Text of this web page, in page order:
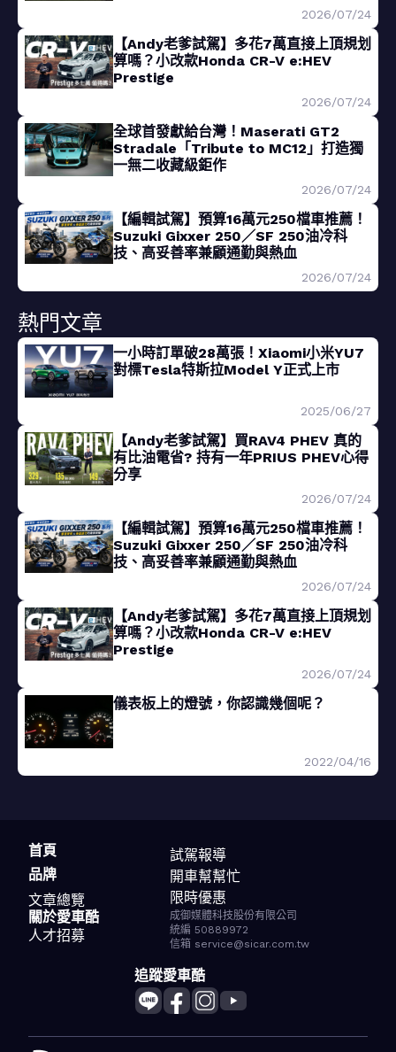
2026/07/24
【Andy老爹試駕】多花7萬直接上頂規划
算嗎？小改款Honda CR-V e:HEV
Prestige
2026/07/24
全球首發獻給台灣！Maserati GT2
Stradale「Tribute to MC12」打造獨
一無二收藏級鉅作
2026/07/24
【編輯試駕】預算16萬元250檔車推薦！
Suzuki Gixxer 250／SF 250油冷科
技、高妥善率兼顧通勤與熱血
2026/07/24
熱門文章
一小時訂單破28萬張！Xiaomi小米YU7
對標Tesla特斯拉Model Y正式上市
2025/06/27
【Andy老爹試駕】買RAV4 PHEV 真的
有比油電省? 持有一年PRIUS PHEV心得
分享
2026/07/24
【編輯試駕】預算16萬元250檔車推薦！
Suzuki Gixxer 250／SF 250油冷科
技、高妥善率兼顧通勤與熱血
2026/07/24
【Andy老爹試駕】多花7萬直接上頂規划
算嗎？小改款Honda CR-V e:HEV
Prestige
2026/07/24
儀表板上的燈號，你認識幾個呢？
2022/04/16
首頁
品牌
文章總覽
試駕報導
開車幫幫忙
限時優惠
關於愛車酷
人才招募
成御媒體科技股份有限公司
統編 50889972
信箱 service@sicar.com.tw
追蹤愛車酷